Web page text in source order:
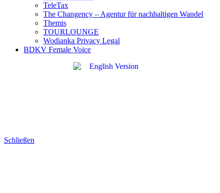
TeleTax
The Changency – Agentur für nachhaltigen Wandel
Themis
TOURLOUNGE
Wodianka Privacy Legal
BDKV Female Voice
Schließen